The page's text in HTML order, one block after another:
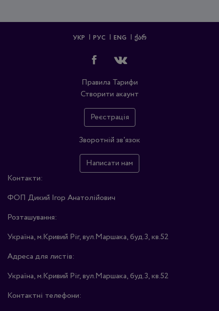
УКР РУС ENG ᲥᲐᲠ
Правила Тарифи
Створити акаунт
Реєстрація
Зворотній зв'язок
Написати нам
Контакти:
ФОП Дикий Ігор Анатолійович
Розташування:
Україна, м.Кривий Ріг, вул.Маршака, буд.3, кв.52
Адреса для листів:
Україна, м.Кривий Ріг, вул.Маршака, буд.3, кв.52
Контактні телефони: